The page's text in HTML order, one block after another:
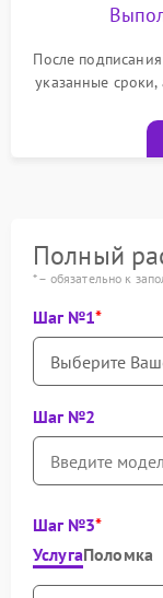
После
указанные
Полный
* – обязательно к
Шаг №1
Шаг №2
Шаг №3
УслугаПоломка